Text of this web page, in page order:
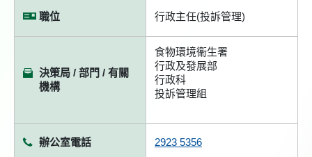
職位 行政主任(投訴管理)
決策局 / 部門 / 有關
機構
食物環境衞生署
行政及發展部
行政科
投訴管理組
辦公室電話 2923 5356